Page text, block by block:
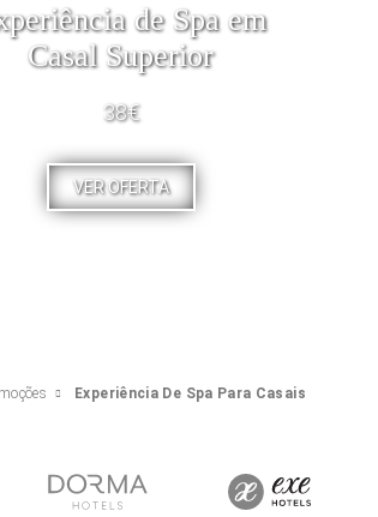
de Spa em
Casal Superior
38€
VER OFERTA
Experiência De Spa Para Casais